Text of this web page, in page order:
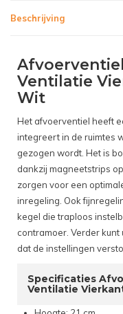
Beschrijving
Ventilatie
Wit
Het afvoerventiel heeft
integreert in de ruimtes
gezogen wordt. Het is
dankzij magneetstrips
zorgen voor een
inregeling. Ook
kegel die traploos
contramoer. Verder
dat de instellingen
Specificaties
Ventilatie